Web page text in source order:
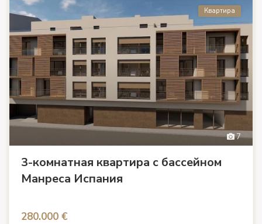
7
Квартира
3-комнатная квартира с бассейном
Манреса Испания
280.000 €